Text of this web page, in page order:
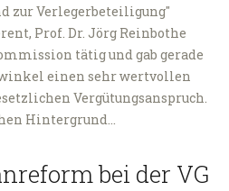
zur Verlegerbeteiligung"
Prof. Dr. Jörg Reinbothe
tätig und gab gerade
einen sehr wertvollen
Vergütungsanspruch.
Hintergrund…
bei der VG